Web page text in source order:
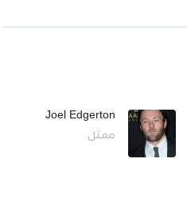
Joel Edgerton
ممثل